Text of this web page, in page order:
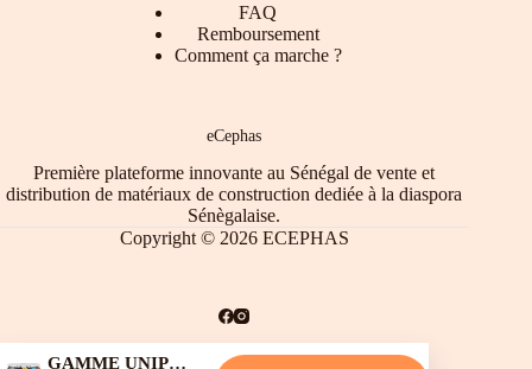
FAQ
Remboursement
Comment ça marche ?
eCephas
Première plateforme innovante au Sénégal de vente et
distribution de matériaux de construction dediée à la diaspora
Sénègalaise.
Copyright © 2026 ECEPHAS
GAMME UNIPOX 3000